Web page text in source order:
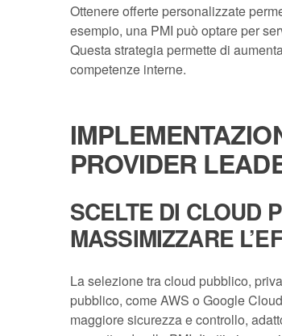
Ottenere offerte personalizzate
esempio, una PMI può optare per
Questa strategia permette di
competenze interne.
PROVIDER
SCELTE DI CLOUD
MASSIMIZZARE
La selezione tra cloud pubblico,
pubblico, come AWS o Google
maggiore sicurezza e controllo,